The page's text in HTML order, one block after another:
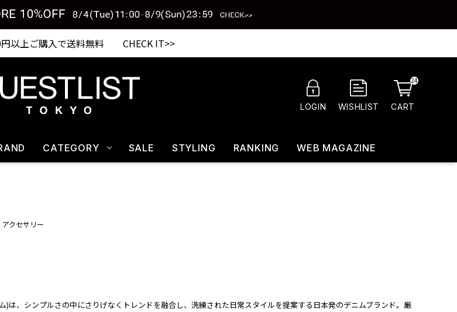
円以上ご購入で送料無料 CHECK IT>>
LOGIN WISHLIST CART
24
CATEGORY SALE STYLING RANKING WEB MAGAZINE
アクセサリー
)は、シンプルさの中にさりげなくトレンドを融合し、洗練された日常スタイルを提案する日本発のデニムブランド。厳